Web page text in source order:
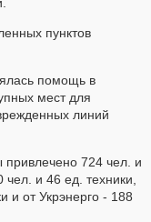
пунктов
помощь в
мест для
линий
привлечено 724 чел. и
и 46 ед. техники,
и от Укрэнерго - 188